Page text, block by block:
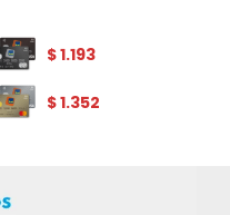
$1.193
$1.352